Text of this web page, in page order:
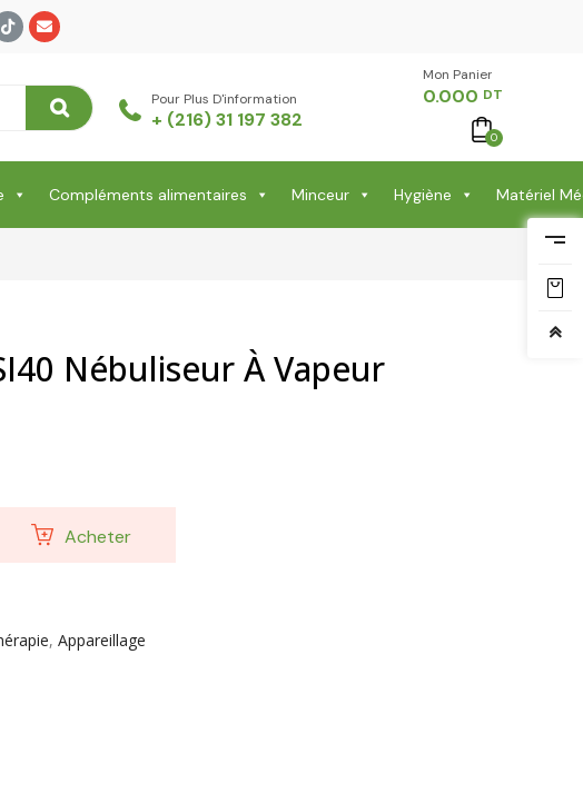
Pour Plus D'information
+ (216) 31 197 382
Mon Panier -
0.000 DT
0
Compléments alimentaires Minceur Hygiène Matériel
Nébuliseur À Vapeur
Acheter
, Appareillage